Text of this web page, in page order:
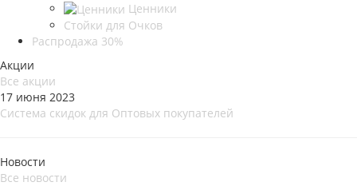
Ценники
Стойки для Очков
Распродажа 30%
Акции
Все акции
17 июня 2023
Система скидок для Оптовых покупателей
Новости
Все новости